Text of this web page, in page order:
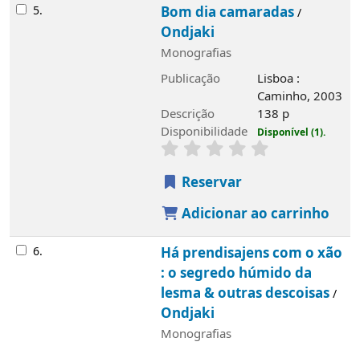
5. Bom dia camaradas/
Ondjaki
Monografias
Publicação
Lisboa :
Caminho, 2003
Descrição
138 p
Disponibilidade
Disponível (1).
Reservar
Adicionar ao carrinho
6.
Há prendisajens com o xão
: o segredo húmido da
lesma & outras descoisas/
Ondjaki
Monografias